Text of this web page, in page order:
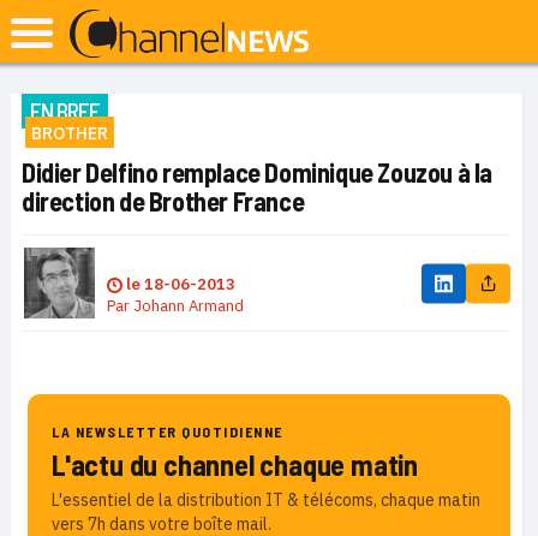
EN BREF
BROTHER
Didier Delfino remplace Dominique Zouzou à la
direction de Brother France
le18-06-2013
Par Johann Armand
LA NEWSLETTER QUOTIDIENNE
L'actu du channel chaque matin
L'essentiel de la distribution IT & télécoms, chaque matin
vers 7h dans votre boîte mail.